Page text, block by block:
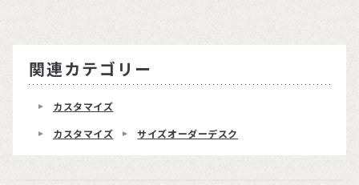
関連カテゴリー
カスタマイズ
カスタマイズ
サイズオーダーデスク